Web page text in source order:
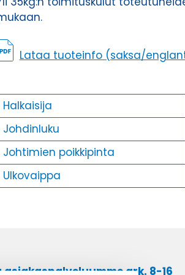
Lataa tuoteinfo (saksa/
Halkaisija
Johdinluku
Johtimien poikkipinta
Ulkovaippa
asiakaspalveluumme ark. 8-16